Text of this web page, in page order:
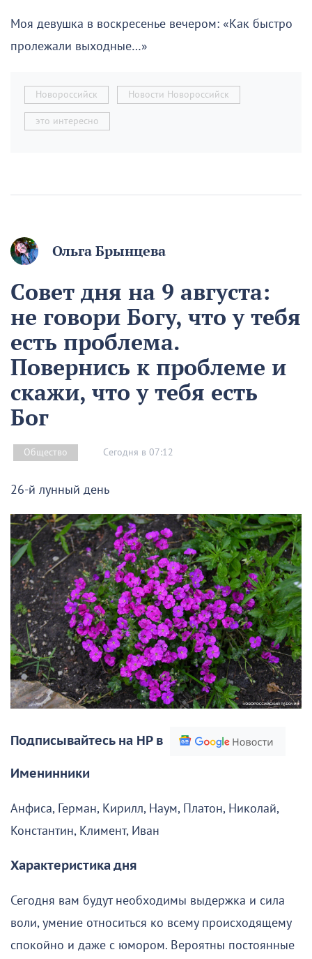
Моя девушка в воскресенье вечером: «Как быстро
пролежали выходные…»
Новороссийск Новости Новороссийск
это интересно
Ольга Брынцева
Совет дня на 9 августа:
не говори Богу, что у тебя
есть проблема.
Повернись к проблеме и
скажи, что у тебя есть
Бог
Общество Сегодня в 07:12
26-й лунный день
Подписывайтесь на НР в
Именинники
Анфиса, Герман, Кирилл, Наум, Платон, Николай,
Константин, Климент, Иван
Характеристика дня
Сегодня вам будут необходимы выдержка и сила
воли, умение относиться ко всему происходящему
спокойно и даже с юмором. Вероятны постоянные